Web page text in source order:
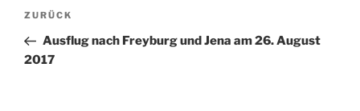
Beitragsnavigation
Vorheriger
Beitrag
ZURÜCK
Ausflug nach Freyburg und Jena am 26. August
2017